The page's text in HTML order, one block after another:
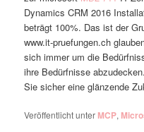
Dynamics CRM 2016
beträgt 100%. Das ist der
www.it-pruefungen.ch
sich immer um die
ihre Bedürfnisse
Sie sicher eine glänzende
Veröffentlicht unter MCP,